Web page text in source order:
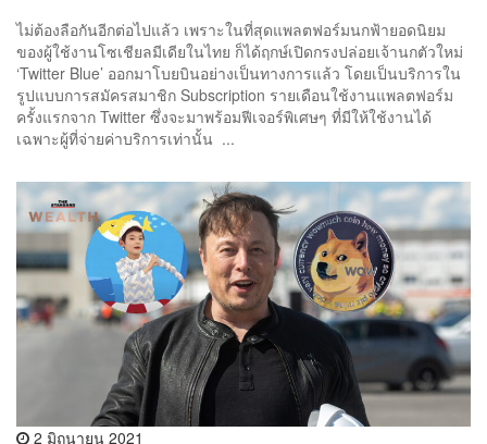
ไม่ต้องลือกันอีกต่อไปแล้ว เพราะในที่สุดแพลตฟอร์มนกฟ้ายอดนิยม
ของผู้ใช้งานโซเชียลมีเดียในไทย ก็ได้ฤกษ์เปิดกรงปล่อยเจ้านกตัวใหม่
‘Twitter Blue’ ออกมาโบยบินอย่างเป็นทางการแล้ว โดยเป็นบริการใน
รูปแบบการสมัครสมาชิก Subscription รายเดือนใช้งานแพลตฟอร์ม
ครั้งแรกจาก Twitter ซึ่งจะมาพร้อมฟีเจอร์พิเศษๆ ที่มีให้ใช้งานได้
เฉพาะผู้ที่จ่ายค่าบริการเท่านั้น ...
2 มิถุนายน 2021